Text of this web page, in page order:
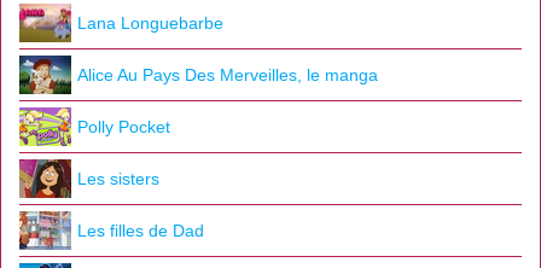
Lana Longuebarbe
Alice Au Pays Des Merveilles, le manga
Polly Pocket
Les sisters
Les filles de Dad